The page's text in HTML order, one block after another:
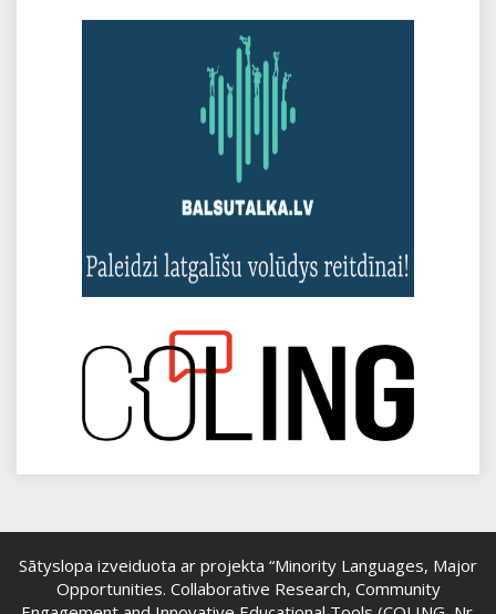
Sātyslopa izveiduota ar projekta “Minority Languages, Major
Opportunities. Collaborative Research, Community